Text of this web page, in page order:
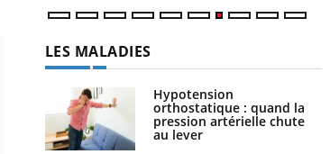
LES MALADIES
Hypotension
orthostatique : quand la
pression artérielle chute
au lever